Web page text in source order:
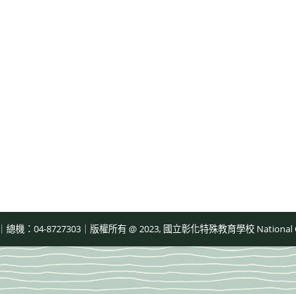
總機：04-8727303｜版權所有 @ 2023, 國立彰化特殊教育學校